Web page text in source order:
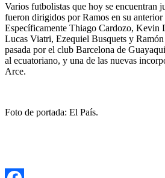
Varios futbolistas que hoy se encuentran
fueron dirigidos por Ramos en su
Específicamente Thiago Cardozo, Kevin
Lucas Viatri, Ezequiel Busquets y
pasada por el club Barcelona de
al ecuatoriano, y una de las nuevas
Arce.
Foto de portada: El País.